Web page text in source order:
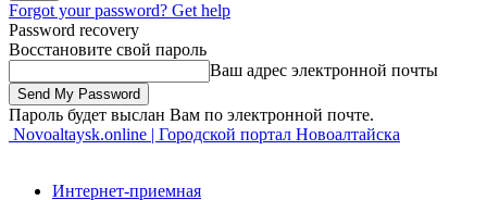
Forgot your password? Get help
Password recovery
Восстановите свой пароль
Ваш адрес электронной почты
Пароль будет выслан Вам по электронной почте.
Novoaltaysk.online | Городской портал Новоалтайска
Интернет-приемная